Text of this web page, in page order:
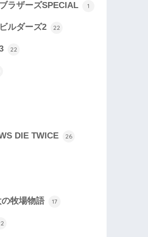
ラザーズSPECIAL 1
ルダーズ2 22
22
DIE TWICE 26
の牧場物語 17